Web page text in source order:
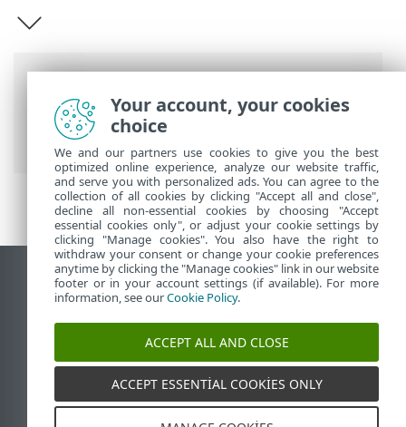
ESET Online Yardım
ESET Mobile
Security> ESET Mobile Security Giriş
Masaüstü sitesini görüntüle
End of Life
ESET Bilgi Bankası
ESET Status Portal
Bölgesel destek
Your account, your cookies
choice
We and our partners use cookies to give you the best
optimized online experience, analyze our website traffic,
and serve you with personalized ads. You can agree to the
collection of all cookies by clicking "Accept all and close",
decline all non-essential cookies by choosing "Accept
essential cookies only", or adjust your cookie settings by
clicking "Manage cookies". You also have the right to
withdraw your consent or change your cookie preferences
anytime by clicking the "Manage cookies" link in our website
footer or in your account settings (if available). For more
information, see ourCookie Policy.
ACCEPT ALL AND CLOSE
ACCEPT ESSENTIAL COOKIES ONLY